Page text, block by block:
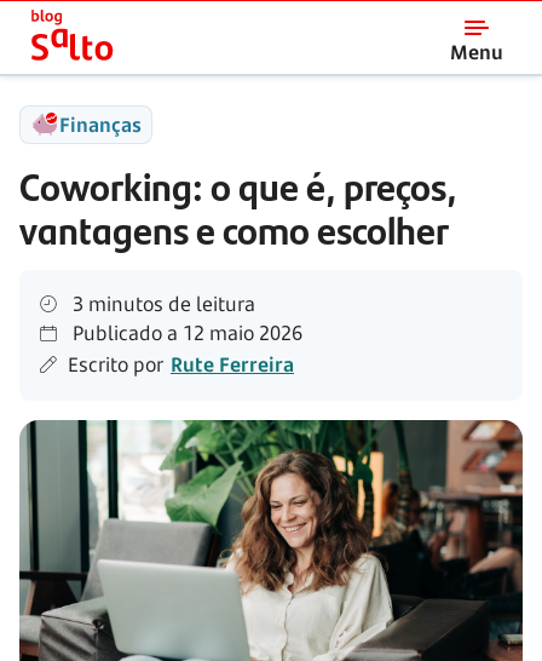
Menu
Salto
Finanças
Coworking: o que é, preços,
vantagens e como escolher
3 minutos de leitura
Publicado a 12 maio 2026
Escrito por Rute Ferreira